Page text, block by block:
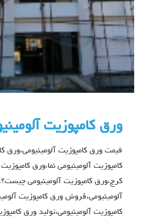
ورق کامپوزیت
قیمت ورق کامپوزیت آلومینیومی،ورق
کامپوزیت آلومینیومی نما،ورق
کرج،ورق کامپوزیت آلومینیومی
آلومینیومی،فروش ورق کامپوزیت
کامپوزیت آلومینیومی،تولید ورق